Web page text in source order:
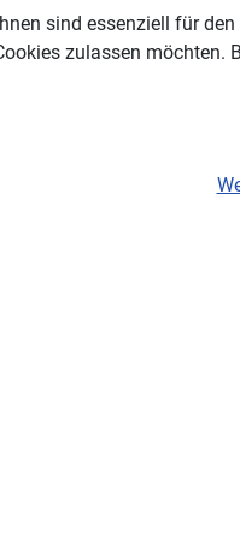
sind essenziell für
zulassen